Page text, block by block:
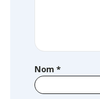
Nom *